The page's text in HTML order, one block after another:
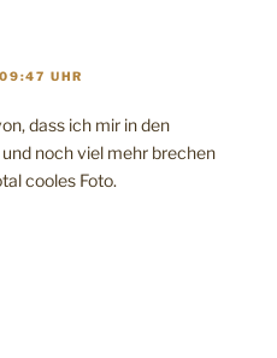
UHR
dass ich mir in den
noch viel mehr brechen
cooles Foto.